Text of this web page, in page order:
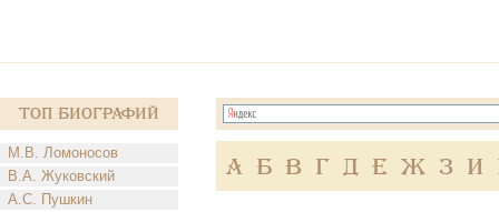
Топ Биографий
М.В. Ломоносов
В.А. Жуковский
А.С. Пушкин
А Б В Г Д Е Ж З И